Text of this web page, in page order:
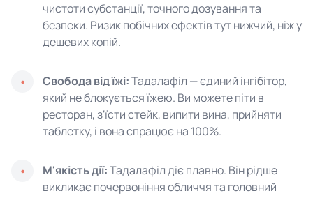
чистоти субстанції, точного дозування та
безпеки. Ризик побічних ефектів тут нижчий, ніж у
дешевих копій.
Свобода від їжі:Тадалафіл — єдиний інгібітор,
який не блокується їжею. Ви можете піти в
ресторан, з'їсти стейк, випити вина, прийняти
таблетку, і вона спрацює на 100%.
М'якість дії:Тадалафіл діє плавно. Він рідше
викликає почервоніння обличчя та головний